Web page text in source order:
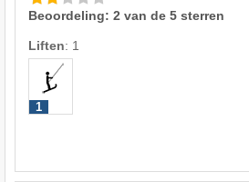
Beoordeling: 2 van de 5 sterren
Liften: 1
1